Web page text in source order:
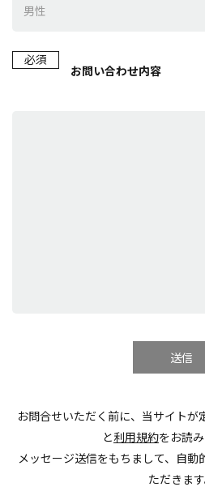
必須
お問い合わせ内容
お問合せいただく前に、当サイトが
と利用規約をお読み
メッセージ送信をもちまして、自動
ただきます